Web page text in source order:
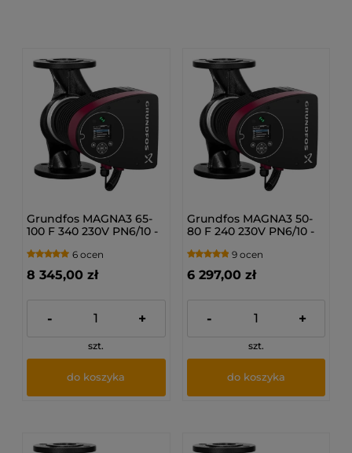
Grundfos MAGNA3 65-
100 F 340 230V PN6/10 -
979242976 ocen
8 345,00 zł
- +
szt.
do koszyka
Grundfos MAGNA3 50-
80 F 240 230V PN6/10 -
979242829 ocen
6 297,00 zł
- +
szt.
do koszyka